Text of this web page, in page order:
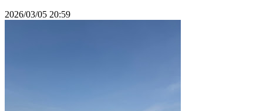
2026/03/05 20:59